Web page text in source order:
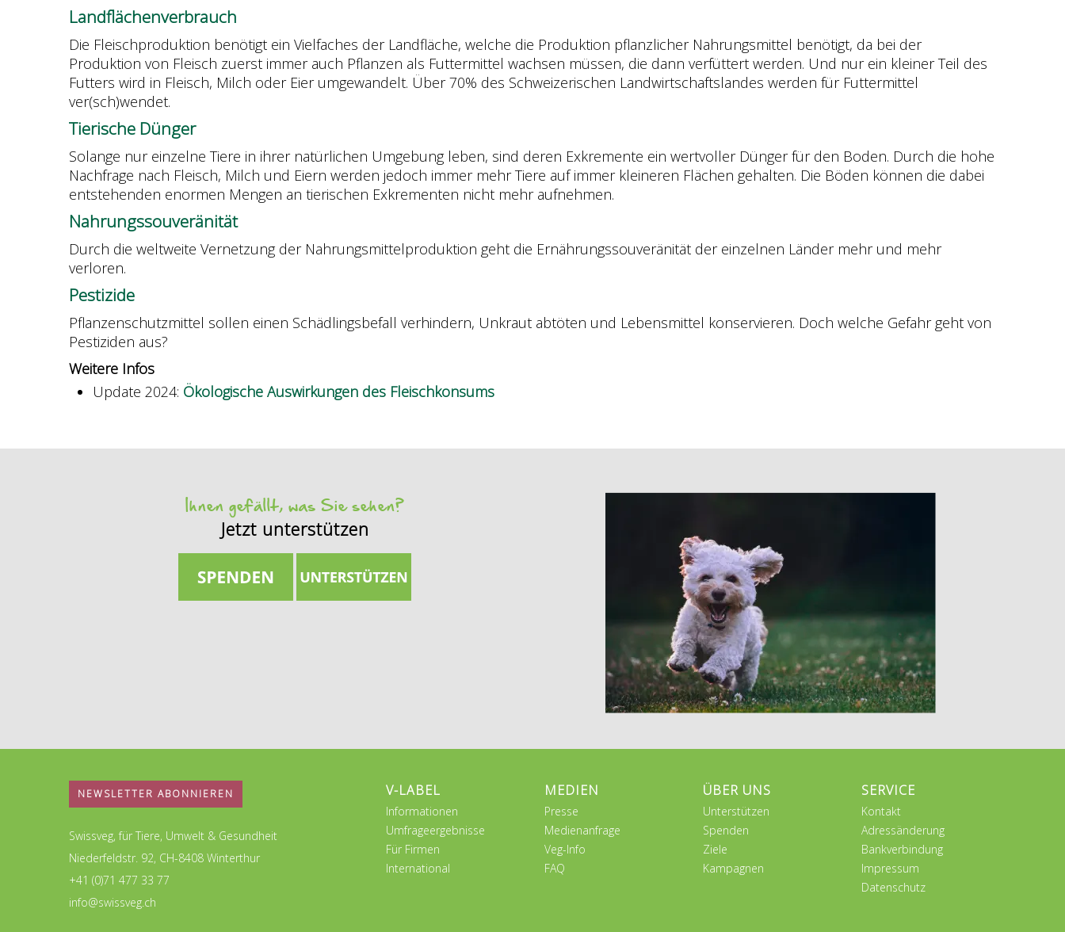
Landflächenverbrauch
Die Fleischproduktion benötigt ein Vielfaches der Landfläche, welche die Produktion pflanzlicher Nahrungsmittel benötigt, da bei der
Produktion von Fleisch zuerst immer auch Pflanzen als Futtermittel wachsen müssen, die dann verfüttert werden. Und nur ein kleiner Teil des
Futters wird in Fleisch, Milch oder Eier umgewandelt. Über 70% des Schweizerischen Landwirtschaftslandes werden für Futtermittel
ver(sch)wendet.
Tierische Dünger
Solange nur einzelne Tiere in ihrer natürlichen Umgebung leben, sind deren Exkremente ein wertvoller Dünger für den Boden. Durch die hohe
Nachfrage nach Fleisch, Milch und Eiern werden jedoch immer mehr Tiere auf immer kleineren Flächen gehalten. Die Böden können die dabei
entstehenden enormen Mengen an tierischen Exkrementen nicht mehr aufnehmen.
Nahrungssouveränität
Durch die weltweite Vernetzung der Nahrungsmittelproduktion geht die Ernährungssouveränität der einzelnen Länder mehr und mehr
verloren.
Pestizide
Pflanzenschutzmittel sollen einen Schädlingsbefall verhindern, Unkraut abtöten und Lebensmittel konservieren. Doch welche Gefahr geht von
Pestiziden aus?
Weitere Infos
Update 2024: Ökologische Auswirkungen des Fleischkonsums
Ihnen gefällt, was Sie sehen?
Jetzt unterstützen
NEWSLETTER ABONNIEREN
Swissveg, für Tiere, Umwelt & Gesundheit
Niederfeldstr. 92, CH-8408 Winterthur
+41 (0)71 477 33 77
info@swissveg.ch
V-LABEL
Informationen
Umfrageergebnisse
Für Firmen
International
MEDIEN
Presse
Medienanfrage
Veg-Info
FAQ
ÜBER UNS
Unterstützen
Spenden
Ziele
Kampagnen
SERVICE
Kontakt
Adressänderung
Bankverbindung
Impressum
Datenschutz